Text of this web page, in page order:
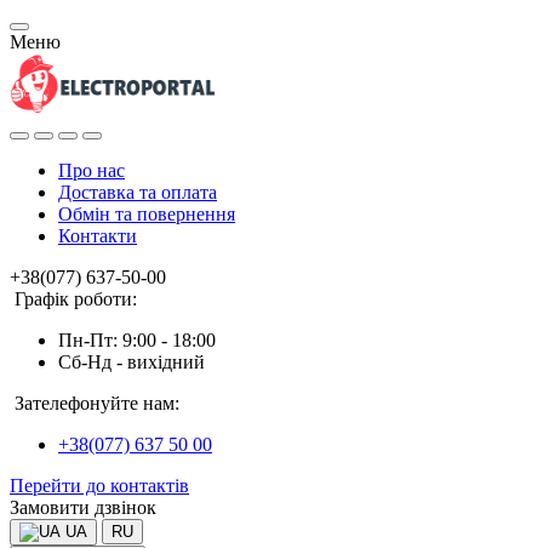
Меню
Про нас
Доставка та оплата
Обмін та повернення
Контакти
+38(077) 637-50-00
Графік роботи:
Пн-Пт: 9:00 - 18:00
Сб-Нд - вихідний
Зателефонуйте нам:
+38(077) 637 50 00
Перейти до контактів
Замовити дзвінок
UA
RU